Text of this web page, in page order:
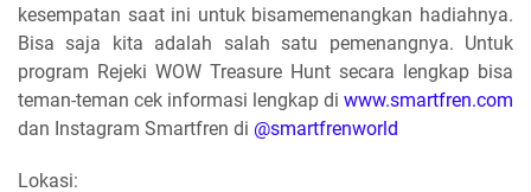
kesempatan saat ini untuk bisamemenangkan hadiahnya.
Bisa saja kita adalah salah satu pemenangnya. Untuk
program Rejeki WOW Treasure Hunt secara lengkap bisa
teman-teman cek informasi lengkap di www.smartfren.com
dan Instagram Smartfren di @smartfrenworld
Lokasi: